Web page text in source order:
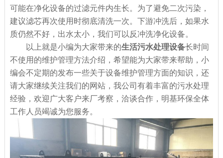
可能在净化设备的过滤元件内生长。为了避免二次污染，
建议滤芯再次使用时彻底清洗一次。下游冲洗后，如果水
质仍然不好，出水太小，我们可以反冲洗净化设备。
以上就是小编为大家带来的生活污水处理设备长时间
不使用的维护管理方法介绍，希望能为大家带来帮助，小
编会不定期的发布一些关于设备维护管理方面的知识，还
请大家继续关注我们的网站，我公司有着丰富的污水处理
经验，欢迎广大客户来厂考察，洽谈合作，明基环保全体
工作人员竭诚为您服务。